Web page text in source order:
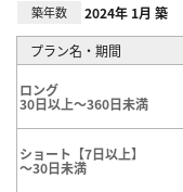
築年数 2024年 1月 築
プラン名・期間
ロング
30日以上～360日未満
ショート【7日以上】
～30日未満